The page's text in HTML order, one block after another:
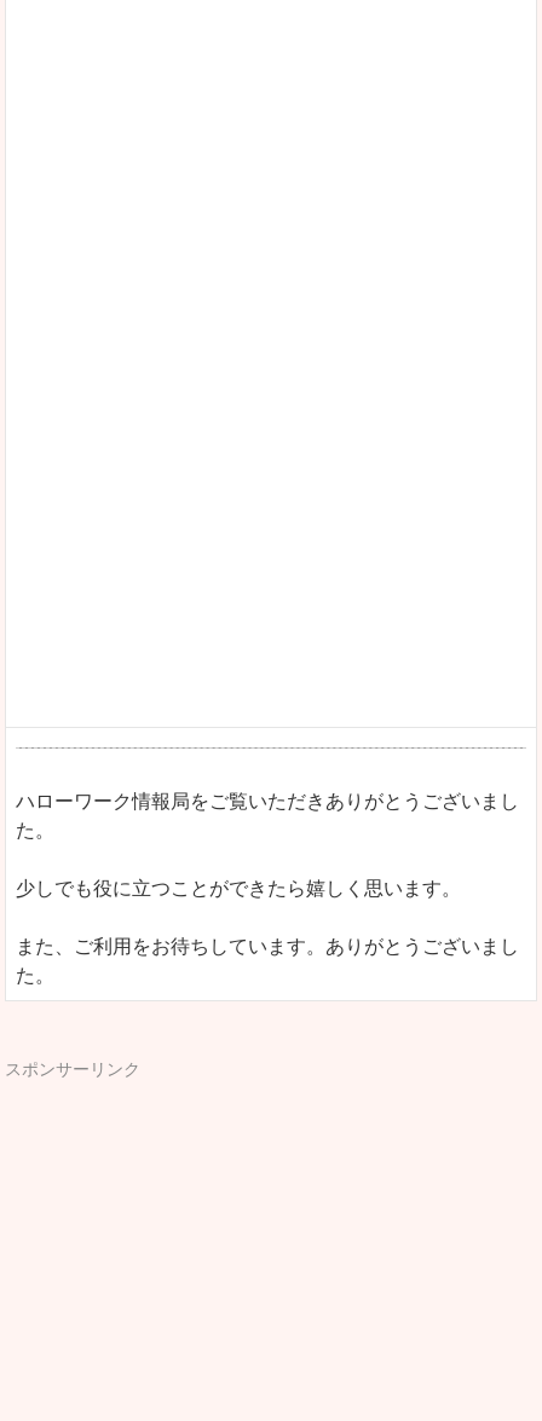
ハローワーク情報局をご覧いただきありがとうございまし
た。
少しでも役に立つことができたら嬉しく思います。
また、ご利用をお待ちしています。ありがとうございまし
た。
スポンサーリンク